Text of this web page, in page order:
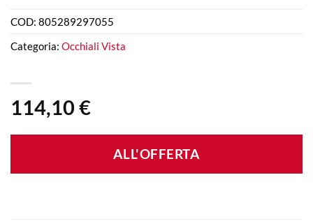
114,10 €
ALL'OFFERTA
COD: 805289297055
Categoria: Occhiali Vista